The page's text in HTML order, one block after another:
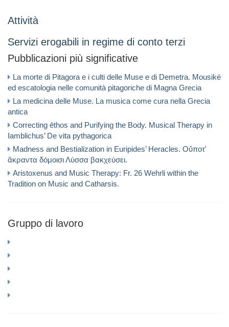
Attività
Servizi erogabili in regime di conto terzi
Pubblicazioni più significative
La morte di Pitagora e i culti delle Muse e di Demetra. Mousiké
ed escatologia nelle comunità pitagoriche di Magna Grecia
La medicina delle Muse. La musica come cura nella Grecia
antica
Correcting ēthos and Purifying the Body. Musical Therapy in
Iamblichus’ De vita pythagorica
Madness and Bestialization in Euripides’ Heracles. Οὔποτ'
ἄκραντα δόμοισι Λύσσα βακχεύσει.
Aristoxenus and Music Therapy: Fr. 26 Wehrli within the
Tradition on Music and Catharsis.
Gruppo di lavoro